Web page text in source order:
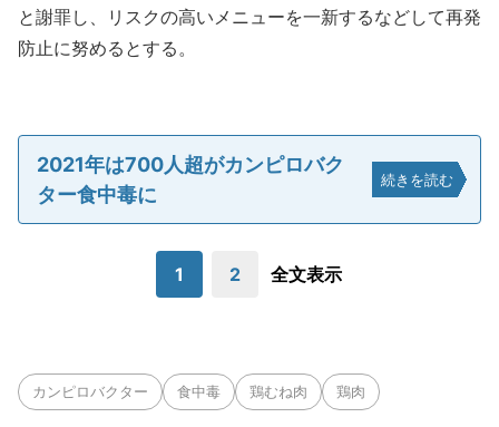
と謝罪し、リスクの高いメニューを一新するなどして再発
防止に努めるとする。
2021年は700人超がカンピロバク
ター食中毒に
続きを読む
1 2 全文表示
カンピロバクター 食中毒 鶏むね肉 鶏肉